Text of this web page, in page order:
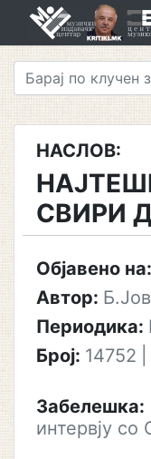
НАСЛОВ:
СВИРИ
Објавено на:
Автор:
Периодика:
Број: 14752
Забелешка:
интервју со